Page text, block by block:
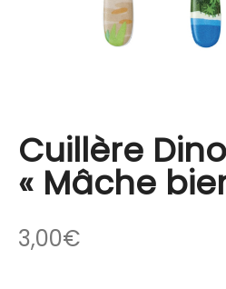
Cuillère
« Mâche
3,00€